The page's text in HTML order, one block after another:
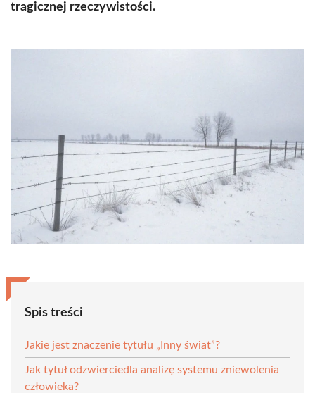
tragicznej rzeczywistości.
Spis treści
Jakie jest znaczenie tytułu „Inny świat”?
Jak tytuł odzwierciedla analizę systemu zniewolenia
człowieka?